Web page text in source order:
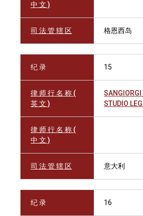
中 文 )
司 法 管 辖 区 格恩西岛
纪 录 15
律 师 行 名 称 (
英 文 )
STUDIO
律 师 行 名 称 (
中 文 )
司 法 管 辖 区 意大利
纪 录 16